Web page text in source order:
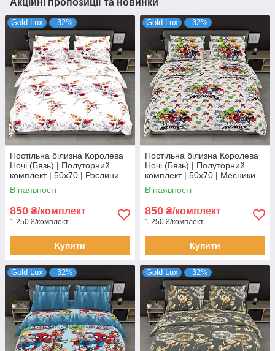
Акційні пропозиції та новинки
Gold Lux –32%
Постільна білизна Королева
Ночі (Бязь) | Полуторний
комплект | 50х70 | Рослини
на світлому
В наявності
850 ₴/комплект
1 250 ₴/комплект
Купити
Gold Lux –32%
Постільна білизна Королева
Ночі (Бязь) | Полуторний
комплект | 50х70 | Месники
на сірому
В наявності
850 ₴/комплект
1 250 ₴/комплект
Купити
Gold Lux –32% Gold Lux –32%